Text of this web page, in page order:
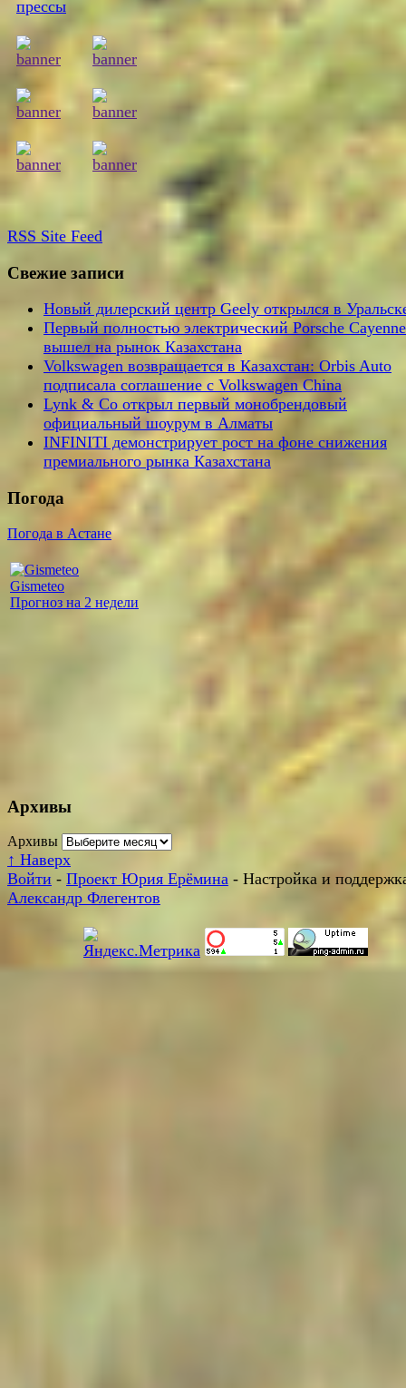
RSS Site Feed
Свежие записи
Новый дилерский центр Geely открылся в
Первый полностью электрический Porsche Cayenne
вышел на рынок Казахстана
Volkswagen возвращается в Казахстан: Orbis Auto
подписала соглашение с Volkswagen China
Lynk & Co открыл первый монобрендовый
официальный шоурум в Алматы
INFINITI демонстрирует рост на фоне снижения
премиального рынка Казахстана
Погода
Погода в Астане
Gismeteo
Прогноз на 2 недели
Архивы
Архивы
↑ Наверх
Войти - Проект Юрия Ерёмина - Настройка и
Александр Флегентов